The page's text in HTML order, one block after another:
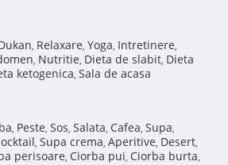
, Relaxare, Yoga, Intretinere,
, Nutritie, Dieta de slabit, Dieta
ketogenica, Sala de acasa
, Peste, Sos, Salata, Cafea, Supa,
, Supa crema, Aperitive, Desert,
perisoare, Ciorba pui, Ciorba burta,